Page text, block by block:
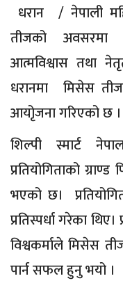
धरान / नेपाली
तीजको अवसरमा
आत्मविश्वास तथा
धरानमा मिसेस
आयोृजना गरिएको छ ।
शिल्पी स्मार्ट
प्रतियोगिताको
भएको छ।
प्रतिस्पर्धा गरेका
विश्वकर्माले मिसेस
पार्न सफल हुनु भयो ।